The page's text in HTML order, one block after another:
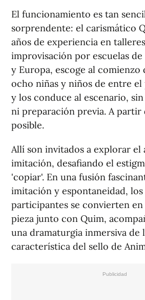
El funcionamiento es tan
sorprendente: el carismático
años de experiencia en
improvisación por escuelas de
y Europa, escoge al comienzo
ocho niñas y niños de entre
y los conduce al escenario,
ni preparación previa. A partir
posible.
Allí son invitados a explorar el
imitación, desafiando el
'copiar'. En una fusión
imitación y espontaneidad,
participantes se convierten
pieza junto con Quim,
una dramaturgia inmersiva de
característica del sello de